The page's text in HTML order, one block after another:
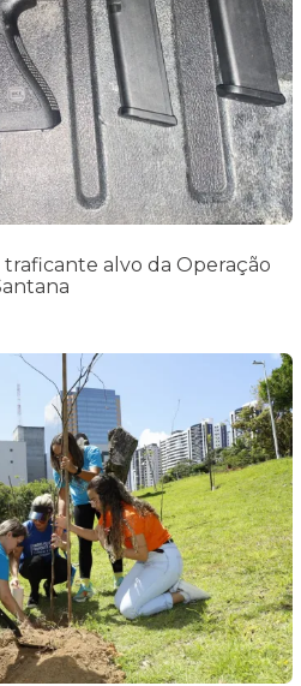
traficante alvo da Operação